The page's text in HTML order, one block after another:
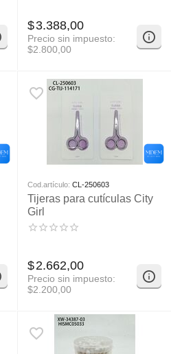
$3.388,00
Precio sin impuesto:
$2.800,00
Cod.artículo: CL-250603
Tijeras para cutículas City
Girl
$2.662,00
Precio sin impuesto:
$2.200,00